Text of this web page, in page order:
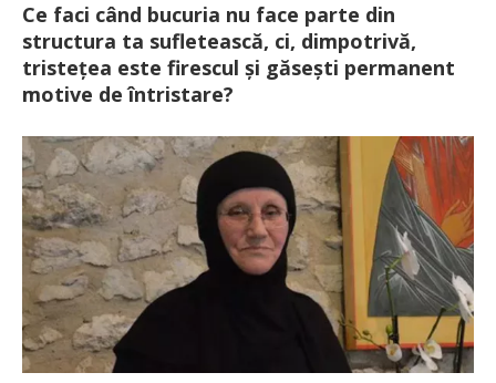
Ce faci când bucuria nu face parte din
structura ta sufletească, ci, dimpotrivă,
tristețea este firescul și găsești permanent
motive de întristare?